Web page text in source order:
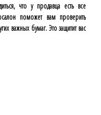
что у продавца есть все
поможет вам проверить
важных бумаг. Это защитит вас